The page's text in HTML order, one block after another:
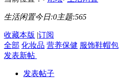
生活闲置今日:0主题:565
收藏本版 |订阅
全部 化妆品 营养保健 服饰鞋帽包
发表新帖
发表帖子